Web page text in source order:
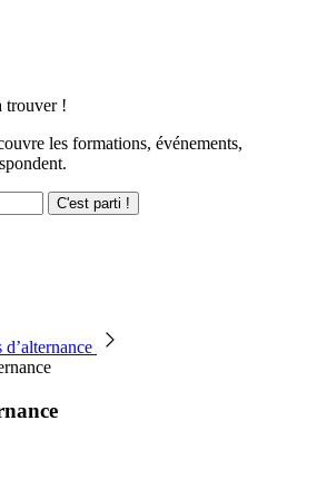
trouver !
les formations, événements,
C'est parti !